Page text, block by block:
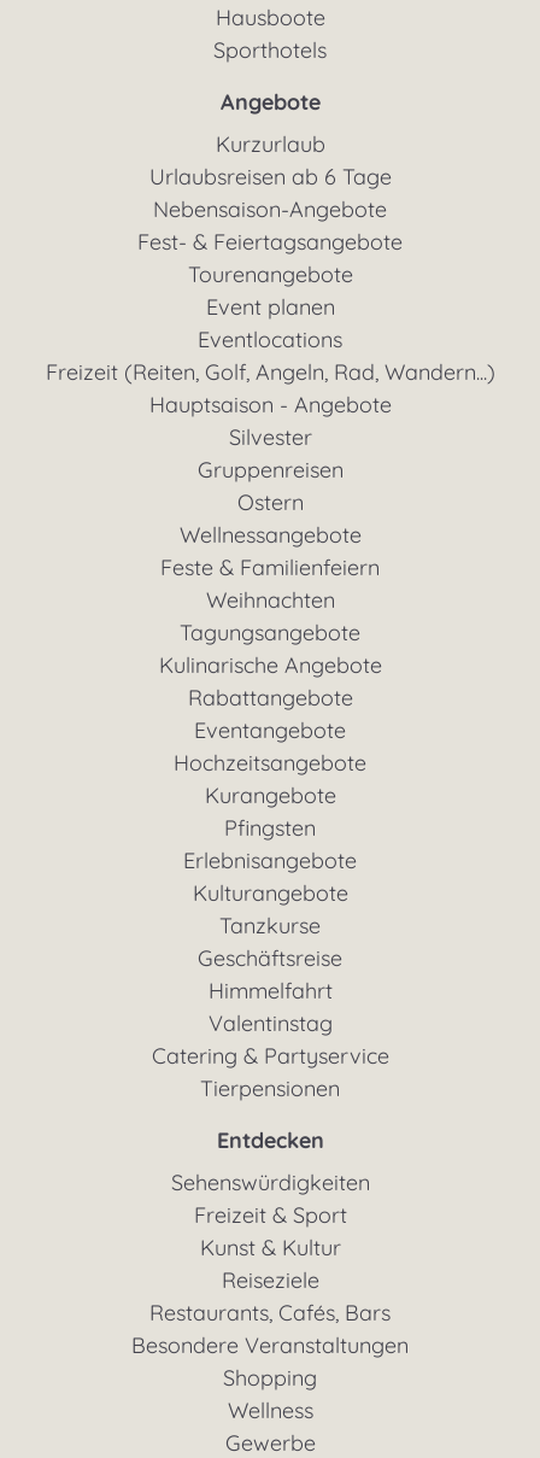
Hausboote
Sporthotels
Angebote
Kurzurlaub
Urlaubsreisen ab 6 Tage
Nebensaison-Angebote
Fest- & Feiertagsangebote
Tourenangebote
Event planen
Eventlocations
Freizeit (Reiten, Golf, Angeln, Rad, Wandern...)
Hauptsaison - Angebote
Silvester
Gruppenreisen
Ostern
Wellnessangebote
Feste & Familienfeiern
Weihnachten
Tagungsangebote
Kulinarische Angebote
Rabattangebote
Eventangebote
Hochzeitsangebote
Kurangebote
Pfingsten
Erlebnisangebote
Kulturangebote
Tanzkurse
Geschäftsreise
Himmelfahrt
Valentinstag
Catering & Partyservice
Tierpensionen
Entdecken
Sehenswürdigkeiten
Freizeit & Sport
Kunst & Kultur
Reiseziele
Restaurants, Cafés, Bars
Besondere Veranstaltungen
Shopping
Wellness
Gewerbe